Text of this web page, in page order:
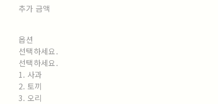
추가 금액
옵션
선택하세요.
선택하세요.
1. 사과
2. 토끼
3. 오리